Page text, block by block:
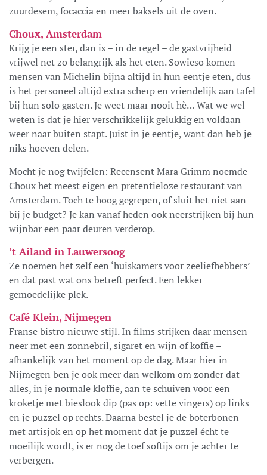
zuurdesem, focaccia en meer baksels uit de oven.
Choux, Amsterdam
Krijg je een ster, dan is – in de regel – de gastvrijheid
vrijwel net zo belangrijk als het eten. Sowieso komen
mensen van Michelin bijna altijd in hun eentje eten, dus
is het personeel altijd extra scherp en vriendelijk aan tafel
bij hun solo gasten. Je weet maar nooit hè… Wat we wel
weten is dat je hier verschrikkelijk gelukkig en voldaan
weer naar buiten stapt. Juist in je eentje, want dan heb je
niks hoeven delen.
Mocht je nog twijfelen: Recensent Mara Grimm noemde
Choux het meest eigen en pretentieloze restaurant van
Amsterdam. Toch te hoog gegrepen, of sluit het niet aan
bij je budget? Je kan vanaf heden ook neerstrijken bij hun
wijnbar een paar deuren verderop.
’t Ailand in Lauwersoog
Ze noemen het zelf een ‘huiskamers voor zeeliefhebbers’
en dat past wat ons betreft perfect. Een lekker
gemoedelijke plek.
Café Klein, Nijmegen
Franse bistro nieuwe stijl. In films strijken daar mensen
neer met een zonnebril, sigaret en wijn of koffie –
afhankelijk van het moment op de dag. Maar hier in
Nijmegen ben je ook meer dan welkom om zonder dat
alles, in je normale kloffie, aan te schuiven voor een
kroketje met bieslook dip (pas op: vette vingers) op links
en je puzzel op rechts. Daarna bestel je de boterbonen
met artisjok en op het moment dat je puzzel écht te
moeilijk wordt, is er nog de toef softijs om je achter te
verbergen.